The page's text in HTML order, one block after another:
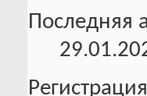
Последняя
Регистрация